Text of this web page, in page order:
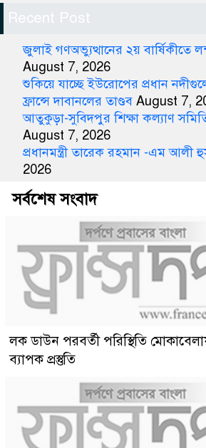
Recent Post
জুলাই গণঅভ্যুত্থানের ২য় বার্ষিকীতে
August 7, 2026
শুকিয়ে যাচ্ছে ইউরোপের প্রধান
ফ্রান্সে দাবানলের তাণ্ডব August 7,
আতুকুড়া-সুবিদপুর শিক্ষা কল্যাণ
August 7, 2026
প্রধানমন্ত্রী তারেক রহমান -এম আলী
2026
সর্বশেষ সংবাদ
লক ডাউন পরবর্তী পরিস্থিতি
ব্যাপক প্রস্তুতি